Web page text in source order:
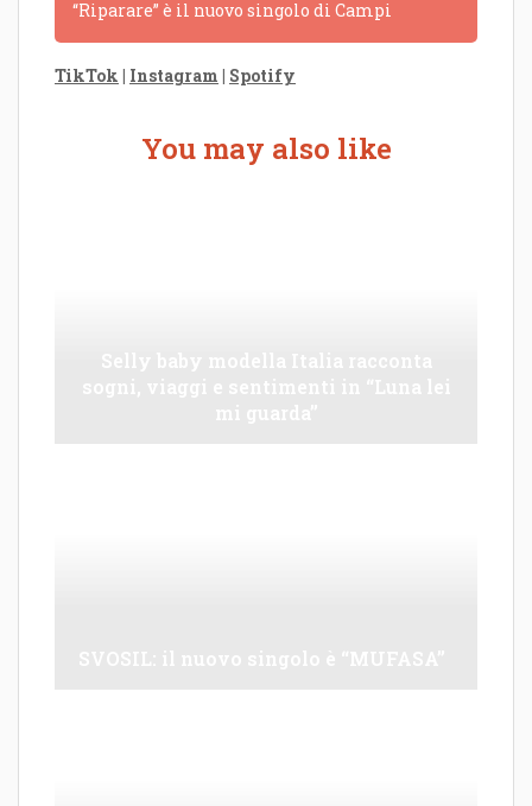
“Riparare” è il nuovo singolo di Campi
TikTok | Instagram | Spotify
You may also like